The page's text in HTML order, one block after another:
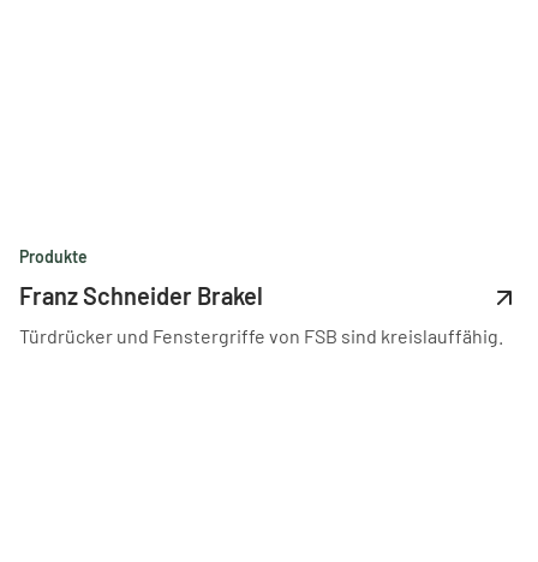
Produkte
Franz Schneider Brakel
Türdrücker und Fenstergriffe von FSB sind kreislauffähig.